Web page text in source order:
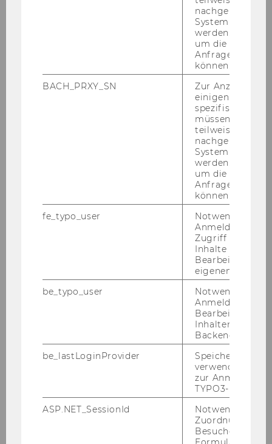
nachgelagerten
System
werden.
um die Antwort
Anfrage
können.
BACH_PRXY_SN
Zur Anzeige von
einigen WU-
spezifischen
müssen
teilweise von
nachgelagerten
System
werden.
um die Antwort
Anfrage
können.
fe_typo_user
Notwendig für
Anmeldung und
Zugriff auf
Inhalte oder zur
Bearbeitung des
eigenen Profils.
be_typo_user
Notwendig für
Anmeldung und
Bearbeitung von
Inhalten im
Backend.
be_lastLoginProvider
Speichert die
verwendete
zur Anmeldung
TYPO3-Backend.
ASP.NET_SessionId
Notwendig, um
Zuordnung von
Besucher zu